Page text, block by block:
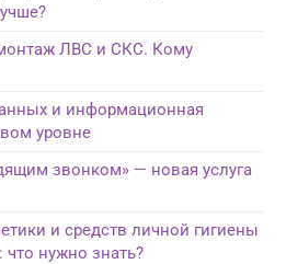
ЛВС и СКС. Кому
и информационная
уровне
звонком» — новая услуга
и средств личной гигиены
нужно знать?